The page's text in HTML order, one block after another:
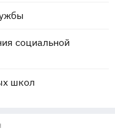
социальной
школ